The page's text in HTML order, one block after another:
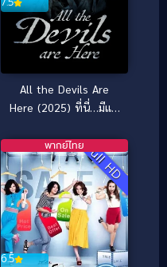
All the Devils Are
Here (2025) ที่นี่…มีแต่
Full HD
6.5
พากย์ไทย